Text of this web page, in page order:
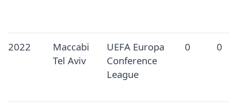
2022
Maccabi
Tel Aviv
UEFA Europa
Conference
League
0 0